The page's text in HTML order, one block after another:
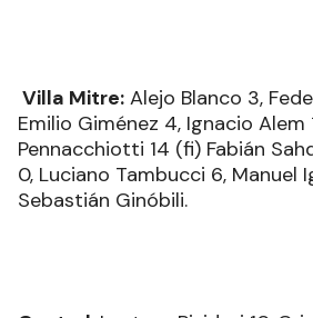
Villa Mitre: Alejo Blanco 3,
Emilio Giménez 4, Ignacio Alem
Pennacchiotti 14 (fi) Fabián
0, Luciano Tambucci 6, Manuel
Sebastián Ginóbili.